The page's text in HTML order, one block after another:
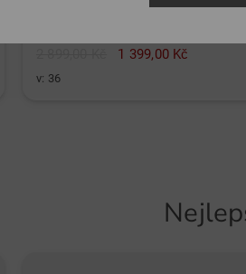
1 399,00 Kč
v: 36